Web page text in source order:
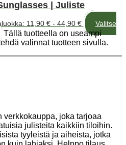
| Juliste
11,90 € - 44,90 €
Valitse
Tällä tuotteella on useampi
valinnat tuotteen sivulla.
verkkokauppa, joka tarjoaa
julisteita kaikkiin tiloihin.
tyyleistä ja aiheista, jotka